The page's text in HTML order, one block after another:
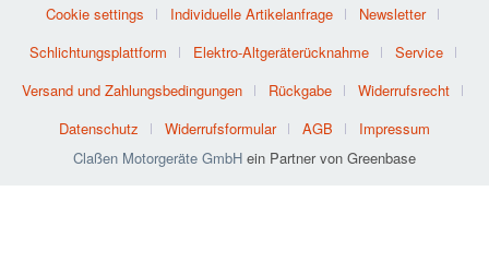
Cookie settings Individuelle Artikelanfrage
Newsletter
Schlichtungsplattform
Elektro-Altgeräterücknahme
Service
Versand und Zahlungsbedingungen
Rückgabe
Widerrufsrecht
Datenschutz
Widerrufsformular AGB
Impressum
Claßen Motorgeräte GmbH ein Partner von Greenbase